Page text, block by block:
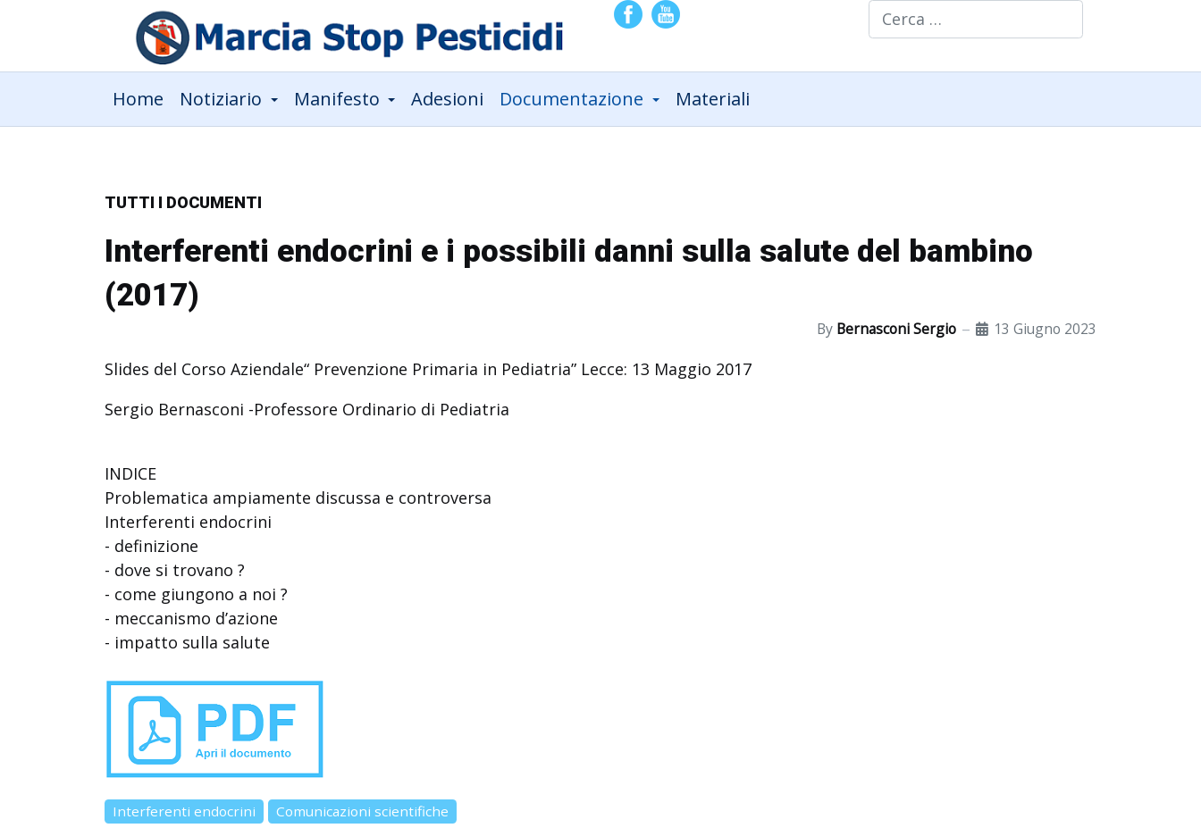
Cerca
Home Notiziario Manifesto Adesioni Documentazione Materiali
TUTTI I DOCUMENTI
Interferenti endocrini e i possibili danni sulla salute del bambino
(2017)
By Bernasconi Sergio 13 Giugno 2023
Slides del Corso Aziendale“ Prevenzione Primaria in Pediatria” Lecce: 13 Maggio 2017
Sergio Bernasconi -Professore Ordinario di Pediatria
INDICE
Problematica ampiamente discussa e controversa
Interferenti endocrini
- definizione
- dove si trovano ?
- come giungono a noi ?
- meccanismo d’azione
- impatto sulla salute
Interferenti endocrini Comunicazioni scientifiche